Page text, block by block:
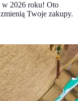
w 2026 roku! Oto
Twoje zakupy.